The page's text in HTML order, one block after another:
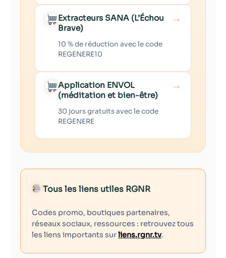
Extracteurs SANA (L’Échou
Brave)
10 % de réduction avec le code
REGENERE10
→
Application ENVOL
(méditation et bien-être)
30 jours gratuits avec le code
REGENERE
→
Tous les liens utiles RGNR
Codes promo, boutiques partenaires,
réseaux sociaux, ressources : retrouvez tous
les liens importants surliens.rgnr.tv.